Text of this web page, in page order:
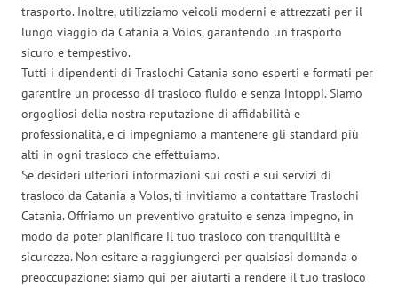
trasporto. Inoltre, utilizziamo veicoli moderni e attrezzati per il
lungo viaggio da Catania a Volos, garantendo un trasporto
sicuro e tempestivo.
Tutti i dipendenti di Traslochi Catania sono esperti e formati per
garantire un processo di trasloco fluido e senza intoppi. Siamo
orgogliosi della nostra reputazione di affidabilità e
professionalità, e ci impegniamo a mantenere gli standard più
alti in ogni trasloco che effettuiamo.
Se desideri ulteriori informazioni sui costi e sui servizi di
trasloco da Catania a Volos, ti invitiamo a contattare Traslochi
Catania. Offriamo un preventivo gratuito e senza impegno, in
modo da poter pianificare il tuo trasloco con tranquillità e
sicurezza. Non esitare a raggiungerci per qualsiasi domanda o
preoccupazione: siamo qui per aiutarti a rendere il tuo trasloco